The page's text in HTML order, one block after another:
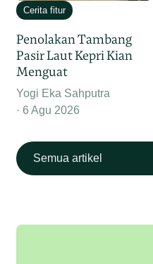
Cerita fitur
Penolakan Tambang
Pasir Laut Kepri Kian
Menguat
Yogi Eka Sahputra
6 Agu 2026
Semua artikel